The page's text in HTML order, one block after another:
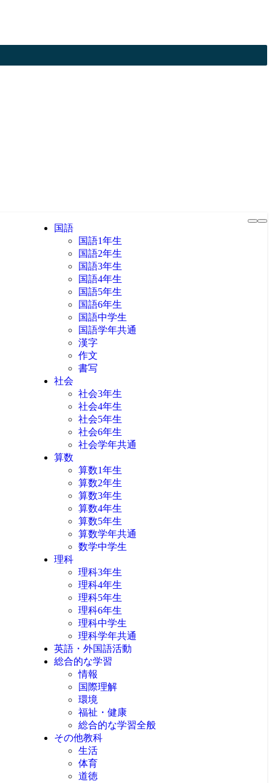
国語
国語1年生
国語2年生
国語3年生
国語4年生
国語5年生
国語6年生
国語中学生
国語学年共通
漢字
作文
書写
社会
社会3年生
社会4年生
社会5年生
社会6年生
社会学年共通
算数
算数1年生
算数2年生
算数3年生
算数4年生
算数5年生
算数学年共通
数学中学生
理科
理科3年生
理科4年生
理科5年生
理科6年生
理科中学生
理科学年共通
英語・外国語活動
総合的な学習
情報
国際理解
環境
福祉・健康
総合的な学習全般
その他教科
生活
体育
道徳